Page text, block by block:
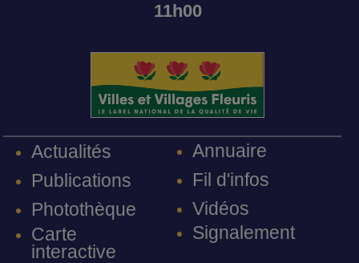
11h00
Actualités
Publications
Photothèque
Carte
interactive
Annuaire
Fil d'infos
Vidéos
Signalement